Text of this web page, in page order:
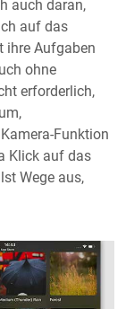
auch daran,
auf das
ihre Aufgaben
ohne
erforderlich,
Funktion
Klick auf das
Wege aus,